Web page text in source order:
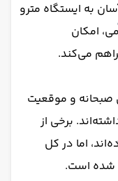
به ایستگاه مترو
امکان
می‌کند.
صبحانه و موقعیت
برخی از
اما در کل
شده است.